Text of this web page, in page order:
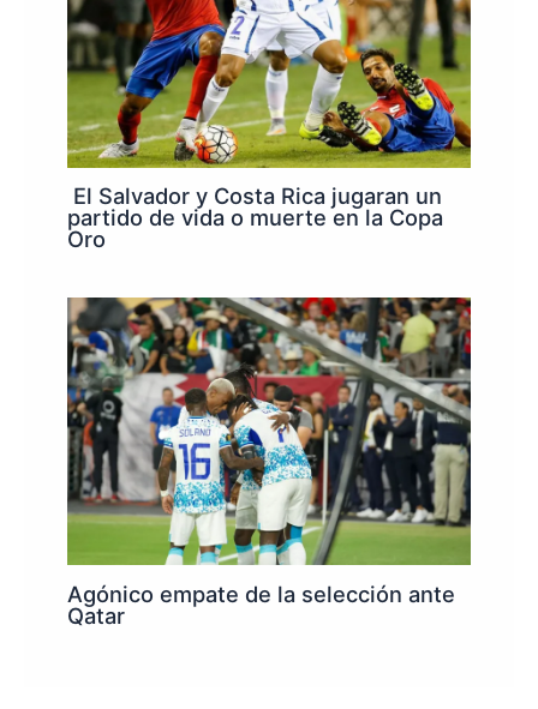
El Salvador y Costa Rica jugaran un
partido de vida o muerte en la Copa
Oro
Agónico empate de la selección ante
Qatar